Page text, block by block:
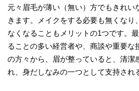
元々眉毛が薄い（無い）方でもきれい
きます。メイクをする必要も無くなり
なくなることもメリットの1つです。
ることの多い経営者や、商談や重要な
の方々から、眉が整っていると、清潔
れ、身だしなみの一つとして支持され